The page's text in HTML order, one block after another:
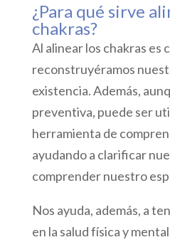
¿Para qué sirve
chakras?
Al alinear los chakras es
reconstruyéramos
existencia. Además,
preventiva, puede ser
herramienta de
ayudando a clarificar
comprender nuestro
Nos ayuda, además, a
en la salud física y